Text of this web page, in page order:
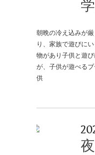
朝晩の冷え込みが
り、家族で遊びに
物があり子供と遊
が、子供が遊べる
供